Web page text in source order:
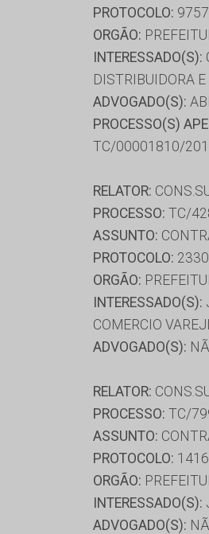
PROTOCOLO:
ORGÃO:
INTERESSADO(S):
DISTRIBUIDORA
ADVOGADO(S):
PROCESSO(S)
TC/00001810/
RELATOR:
PROCESSO: TC/
ASSUNTO:
PROTOCOLO:
ORGÃO:
INTERESSADO(S):
COMERCIO
ADVOGADO(S):
RELATOR:
PROCESSO: TC/
ASSUNTO:
PROTOCOLO:
ORGÃO:
INTERESSADO(S):
ADVOGADO(S):